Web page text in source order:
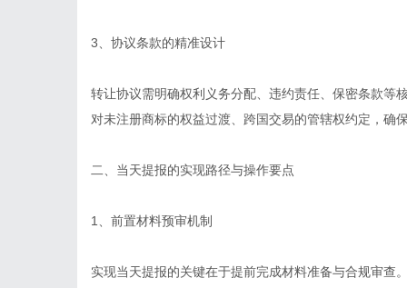
3、协议条款的精准设计
转让协议需明确权利义务分配、违约责任、保密条款等
对未注册商标的权益过渡、跨国交易的管辖权约定，确
二、当天提报的实现路径与操作要点
1、前置材料预审机制
实现当天提报的关键在于提前完成材料准备与合规审查